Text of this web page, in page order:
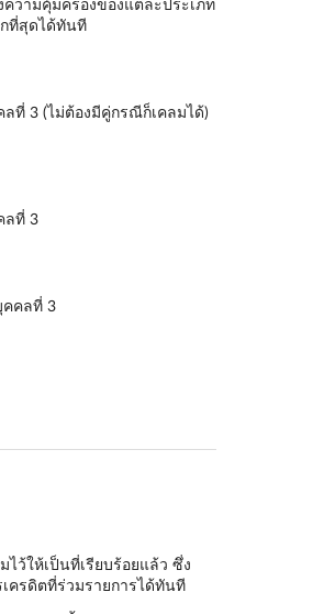
วามคุ้มครองของแต่ละประเภท
ที่สุดได้ทันที
ที่ 3 (ไม่ต้องมีคู่กรณีก็เคลมได้)
ลที่ 3
คคลที่ 3
ว้ให้เป็นที่เรียบร้อยแล้ว ซึ่ง
ครดิตที่ร่วมรายการได้ทันที